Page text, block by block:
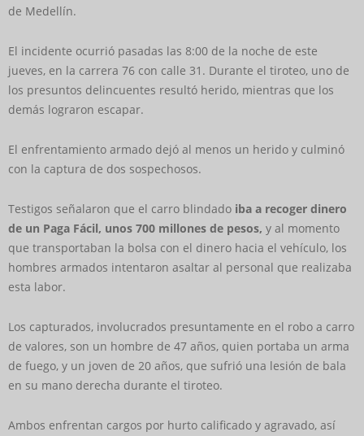
de Medellín.
El incidente ocurrió pasadas las 8:00 de la noche de este
jueves, en la carrera 76 con calle 31. Durante el tiroteo, uno de
los presuntos delincuentes resultó herido, mientras que los
demás lograron escapar.
El enfrentamiento armado dejó al menos un herido y culminó
con la captura de dos sospechosos.
Testigos señalaron que el carro blindado iba a recoger dinero
de un Paga Fácil, unos 700 millones de pesos, y al momento
que transportaban la bolsa con el dinero hacia el vehículo, los
hombres armados intentaron asaltar al personal que realizaba
esta labor.
Los capturados, involucrados presuntamente en el robo a carro
de valores, son un hombre de 47 años, quien portaba un arma
de fuego, y un joven de 20 años, que sufrió una lesión de bala
en su mano derecha durante el tiroteo.
Ambos enfrentan cargos por hurto calificado y agravado, así